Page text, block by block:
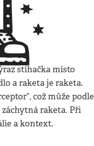
stíhačka místo
a raketa je raketa.
což může podle
raketa. Při
a kontext.